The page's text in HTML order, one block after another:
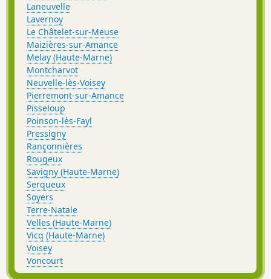
Laneuvelle
Lavernoy
Le Châtelet-sur-Meuse
Maizières-sur-Amance
Melay (Haute-Marne)
Montcharvot
Neuvelle-lès-Voisey
Pierremont-sur-Amance
Pisseloup
Poinson-lès-Fayl
Pressigny
Rançonnières
Rougeux
Savigny (Haute-Marne)
Serqueux
Soyers
Terre-Natale
Velles (Haute-Marne)
Vicq (Haute-Marne)
Voisey
Voncourt